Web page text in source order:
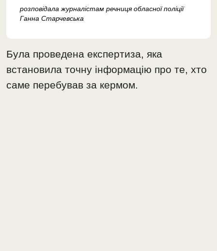
розповідала журналістам речниця обласної поліції
Ганна Старчевська
Була проведена експертиза, яка
встановила точну інформацію про те, хто
саме перебував за кермом.